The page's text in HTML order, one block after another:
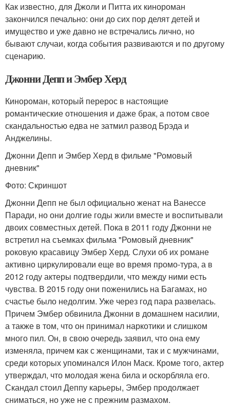
Как известно, для Джоли и Питта их кинороман
закончился печально: они до сих пор делят детей и
имущество и уже давно не встречались лично, но
бывают случаи, когда события развиваются и по другому
сценарию.
Джонни Депп и Эмбер Херд
Кинороман, который перерос в настоящие
романтические отношения и даже брак, а потом свое
скандальностью едва не затмил развод Брэда и
Анджелины.
Джонни Депп и Эмбер Херд в фильме "Ромовый
дневник"
Фото: Скриншот
Джонни Депп не был официально женат на Ванессе
Паради, но они долгие годы жили вместе и воспитывали
двоих совместных детей. Пока в 2011 году Джонни не
встретил на съемках фильма "Ромовый дневник"
роковую красавицу Эмбер Херд. Слухи об их романе
активно циркулировали еще во время промо-тура, а в
2012 году актеры подтвердили, что между ними есть
чувства. В 2015 году они поженились на Багамах, но
счастье было недолгим. Уже через год пара развелась.
Причем Эмбер обвинила Джонни в домашнем насилии,
а также в том, что он принимал наркотики и слишком
много пил. Он, в свою очередь заявил, что она ему
изменяла, причем как с женщинами, так и с мужчинами,
среди которых упоминался Илон Маск. Кроме того, актер
утверждал, что молодая жена била и оскорбляла его.
Скандал стоил Деппу карьеры, Эмбер продолжает
сниматься, но уже не с прежним размахом.